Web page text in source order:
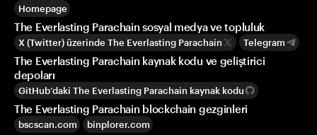
Homepage
The Everlasting Parachain sosyal medya ve topluluk
X (Twitter) üzerinde The Everlasting Parachain Telegram
The Everlasting Parachain kaynak kodu ve geliştirici
depoları
GitHub’daki The Everlasting Parachain kaynak kodu
The Everlasting Parachain blockchain gezginleri
bscscan.com binplorer.com